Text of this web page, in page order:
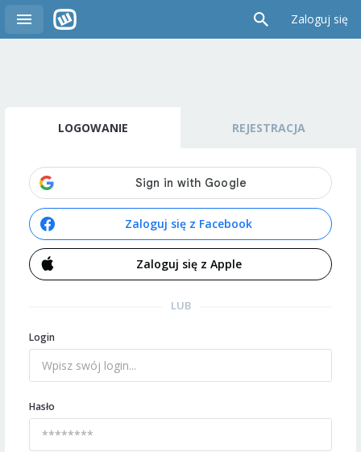
Zaloguj się
LOGOWANIE REJESTRACJA
Zaloguj się z Facebook
Zaloguj się z Apple
LUB
Login
Hasło